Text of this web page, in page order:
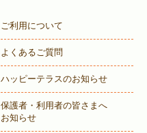
DIDIM
ご利用について
よくあるご質問
ハッピーテラスのお知らせ
保護者・利用者の皆さまへ
お知らせ